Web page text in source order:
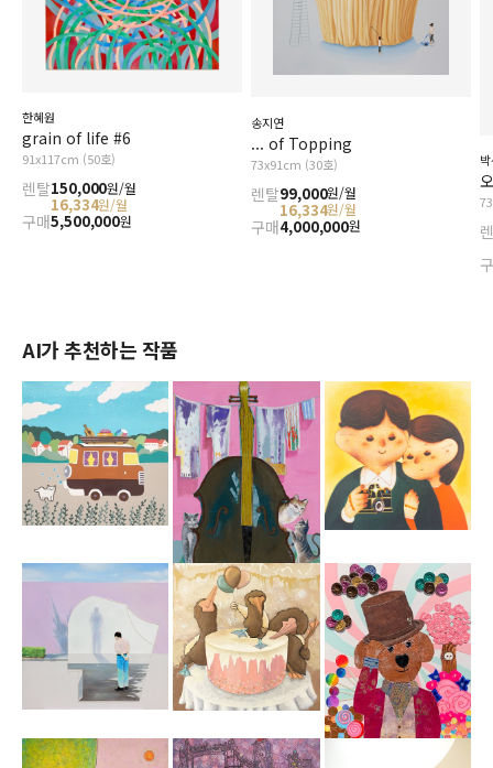
한혜원
grain of life #6
91x117cm (50호)
렌탈150,000원/월
16,334원/월
구매5,500,000원
송지연
... of Topping
73x91cm (30호)
렌탈99,000원/월
16,334원/월
구매4,000,000원
AI가 추천하는 작품